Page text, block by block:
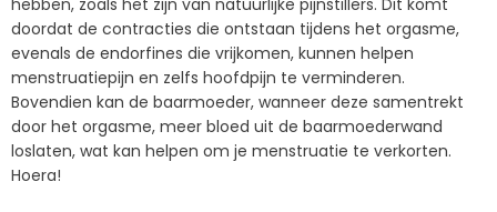
doordat de contracties die ontstaan tijdens het orgasme,
evenals de endorfines die vrijkomen, kunnen helpen
menstruatiepijn en zelfs hoofdpijn te verminderen.
Bovendien kan de baarmoeder, wanneer deze samentrekt
door het orgasme, meer bloed uit de baarmoederwand
loslaten, wat kan helpen om je menstruatie te verkorten.
Hoera!